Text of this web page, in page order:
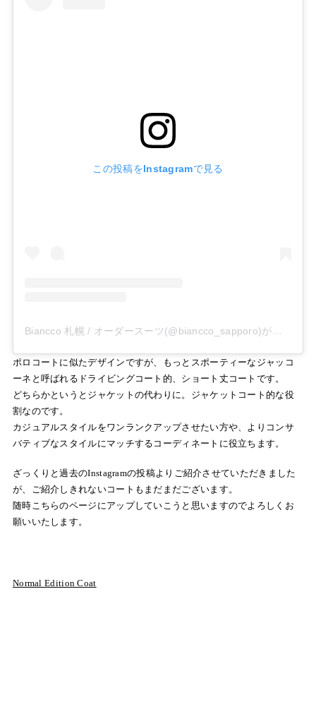
この投稿をInstagramで見る
ポロコートに似たデザインですが、もっとスポーティーなジャッコ
ーネと呼ばれるドライビングコート的、ショート丈コートです。
どちらかというとジャケットの代わりに。ジャケットコート的な役
割なのです。
カジュアルスタイルをワンランクアップさせたい方や、よりコンサ
バティブなスタイルにマッチするコーディネートに役立ちます。
ざっくりと過去のInstagramの投稿よりご紹介させていただきました
が、ご紹介しきれないコートもまだまだございます。
随時こちらのページにアップしていこうと思いますのでよろしくお
願いいたします。
Normal Edition Coat